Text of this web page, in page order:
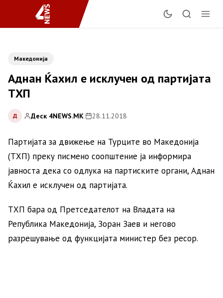
Македонија
Аднан Ќахил е исклучен од партијата
ТХП
Д Деск 4NEWS.MK| 28.11.2018
Партијата за движење на Турците во Македонија
(ТХП) преку писмено соопштение ја информира
јавноста дека со одлука на партиските органи, Аднан
Ќахил е исклучен од партијата.
ТХП бара од Претседателот на Владата на
Република Македонија, Зоран Заев и негово
разрешување од функцијата министер без ресор.